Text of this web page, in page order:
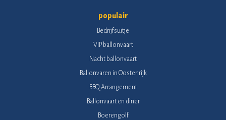
populair
Bedrijfsuitje
VIP ballonvaart
Nacht ballonvaart
Ballonvaren in Oostenrijk
BBQ Arrangement
Ballonvaart en diner
Boerengolf